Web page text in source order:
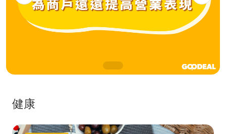
健康